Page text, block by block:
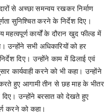
से अच्छा समन्वय रखकर निर्माण
सुनिश्चित करने के निर्देश दिए।
महत्वपूर्ण कार्यों के दौरान खुद फील्ड में
सभी अधिकारियों को हर
दिए। उन्होंने काम में ढिलाई एवं
कार्यवाही करने को भी कहा। उन्होंने
हुए आगामी तीन से छह माह के भीतर
उन्होंने बरसात को देखते हुए
करने को कहा।